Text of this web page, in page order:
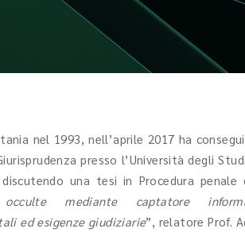
nel 1993, nell’aprile 2017 ha
presso l’Università degli
discutendo una tesi in Procedura
mediante captatore
ed esigenze giudiziarie”, relatore Prof.